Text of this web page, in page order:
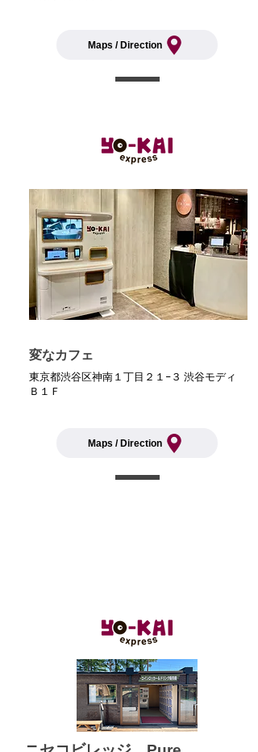
Maps / Direction
変なカフェ
東京都渋谷区神南１丁目２１−３ 渋谷モディ
Ｂ１Ｆ
Maps / Direction